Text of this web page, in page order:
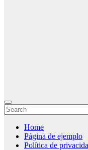
Home
Página de ejemplo
Política de